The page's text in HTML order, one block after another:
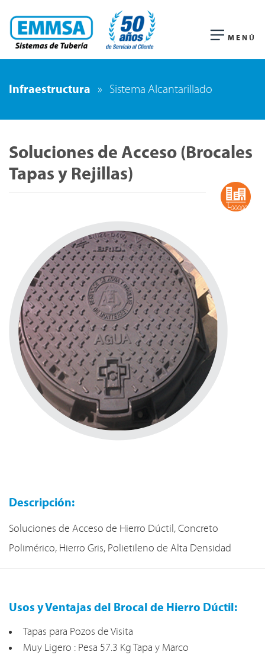
MENÚ
Infraestructura » Sistema Alcantarillado
Soluciones de Acceso (Brocales
Tapas y Rejillas)
Descripción:
Soluciones de Acceso de Hierro Dúctil, Concreto
Polimérico, Hierro Gris, Polietileno de Alta Densidad
Usos y Ventajas del Brocal de Hierro Dúctil:
Tapas para Pozos de Visita
Muy Ligero : Pesa 57.3 Kg Tapa y Marco